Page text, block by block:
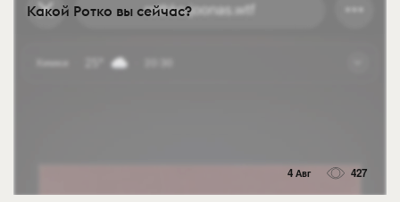
Какой Ротко вы сейчас?
4 Авг 427